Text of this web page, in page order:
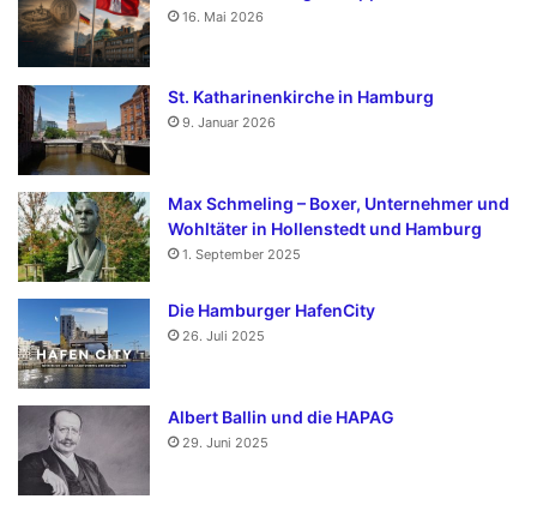
16. Mai 2026
St. Katharinenkirche in Hamburg
9. Januar 2026
Max Schmeling – Boxer, Unternehmer und
Wohltäter in Hollenstedt und Hamburg
1. September 2025
Die Hamburger HafenCity
26. Juli 2025
Albert Ballin und die HAPAG
29. Juni 2025